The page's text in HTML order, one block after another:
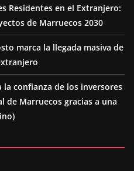
Residentes en el Extranjero:
de Marruecos 2030
marca la llegada masiva de
la confianza de los inversores
de Marruecos gracias a una